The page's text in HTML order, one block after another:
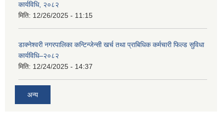
कार्यविधि, २०८२
मिति: 12/26/2025 - 11:15
डाक्नेश्वरी नगरपालिका कन्टिन्जेन्सी खर्च तथा प्राबिधिक कर्मचारी फिल्ड सुविधा
कार्यविधि–२०८२
मिति: 12/24/2025 - 14:37
अन्य